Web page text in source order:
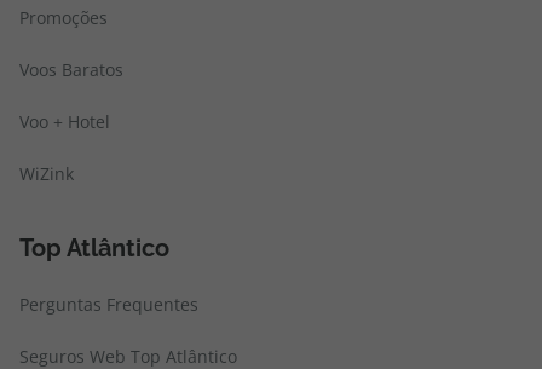
Promoções
Voos Baratos
Voo + Hotel
WiZink
Top Atlântico
Perguntas Frequentes
Seguros Web Top Atlântico